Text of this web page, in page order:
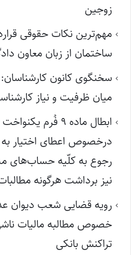
زوجین
مهم‌ترین نکات حقوقی
ساختمان از زبان معاون
سخنگوی کانون
میان ظرفیت و نیاز
ابطال ماده ۹
درخصوص اعطای اختیار
رجوع به کلّیه حساب‌های
نیز برداشت هرگونه مطالبات
رویه قضایی شعب دیوان
خصوص مطالبه مالیات
تراکنش بانکی